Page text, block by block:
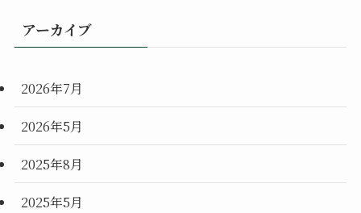
アーカイブ
2026年7月
2026年5月
2025年8月
2025年5月